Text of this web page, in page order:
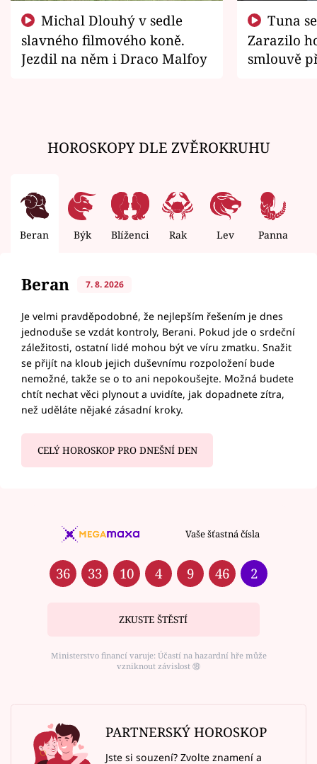
slavného filmového koně.
Jezdil na něm i Draco Malfoy
Zarazilo
smlouvě
HOROSKOPY DLE ZVĚROKRUHU
Beran Býk Blíženci Rak Lev Panna
Beran 7. 8. 2026
Je velmi pravděpodobné, že nejlepším řešením je dnes
jednoduše se vzdát kontroly, Berani. Pokud jde o srdeční
záležitosti, ostatní lidé mohou být ve víru zmatku. Snažit
se přijít na kloub jejich duševnímu rozpoložení bude
nemožné, takže se o to ani nepokoušejte. Možná budete
chtít nechat věci plynout a uvidíte, jak dopadnete zítra,
než uděláte nějaké zásadní kroky.
CELÝ HOROSKOP PRO DNEŠNÍ DEN
Vaše šťastná čísla
36 33 10 4 9 46 2
ZKUSTE ŠTĚSTÍ
Ministerstvo financí varuje: Účastí na hazardní hře může
vzniknout závislost ⑱
PARTNERSKÝ HOROSKOP
Jste si souzení? Zvolte znamení a